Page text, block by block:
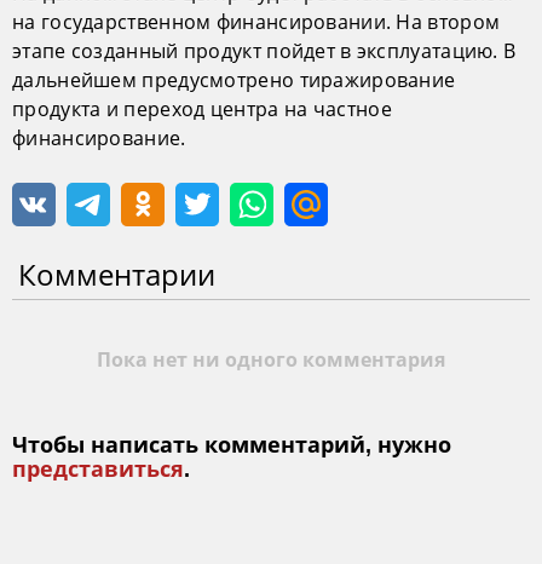
на государственном финансировании. На втором
этапе созданный продукт пойдет в эксплуатацию. В
дальнейшем предусмотрено тиражирование
продукта и переход центра на частное
финансирование.
Комментарии
Пока нет ни одного комментария
Чтобы написать комментарий, нужно
представиться.